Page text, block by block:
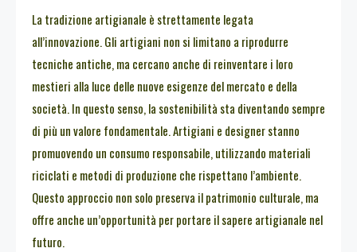
La tradizione artigianale è strettamente legata
all’innovazione. Gli artigiani non si limitano a riprodurre
tecniche antiche, ma cercano anche di reinventare i loro
mestieri alla luce delle nuove esigenze del mercato e della
società. In questo senso, la sostenibilità sta diventando sempre
di più un valore fondamentale. Artigiani e designer stanno
promuovendo un consumo responsabile, utilizzando materiali
riciclati e metodi di produzione che rispettano l’ambiente.
Questo approccio non solo preserva il patrimonio culturale, ma
offre anche un’opportunità per portare il sapere artigianale nel
futuro.